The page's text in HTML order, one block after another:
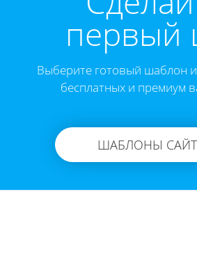
первый
Выберите готовый шаблон
бесплатных и премиум
ШАБЛОНЫ